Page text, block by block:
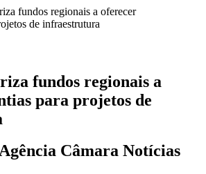
fundos regionais a
para projetos de
Câmara Notícias